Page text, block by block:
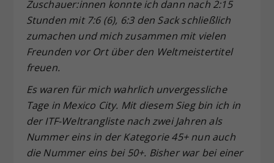
Zuschauer:innen konnte ich dann nach 2:15
Stunden mit 7:6 (6), 6:3 den Sack schließlich
zumachen und mich zusammen mit vielen
Freunden vor Ort über den Weltmeistertitel
freuen.
Es waren für mich wahrlich unvergessliche
Tage in Mexico City. Mit diesem Sieg bin ich in
der ITF-Weltrangliste nach zwei Jahren als
Nummer eins in der Kategorie 45+ nun auch
die Nummer eins bei 50+. Bisher war bei einer